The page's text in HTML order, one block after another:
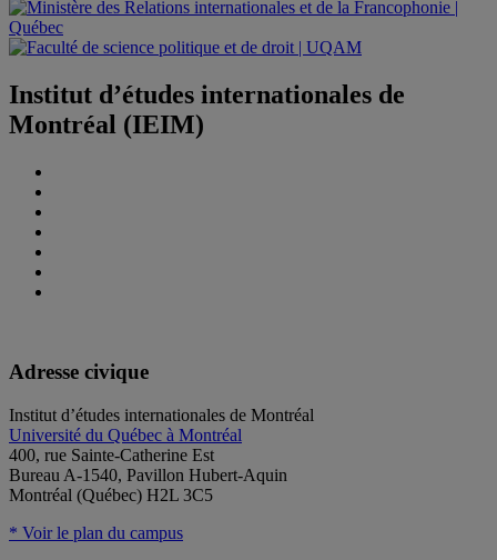
Institut d’études internationales de
Montréal (IEIM)
Adresse civique
Institut d’études internationales de Montréal
Université du Québec à Montréal
400, rue Sainte-Catherine Est
Bureau A-1540, Pavillon Hubert-Aquin
Montréal (Québec) H2L 3C5
* Voir le plan du campus